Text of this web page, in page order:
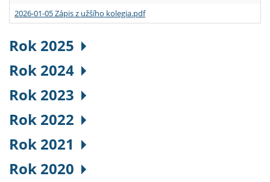
2026-01-05 Zápis z užšího kolegia.pdf
Rok 2025
Rok 2024
Rok 2023
Rok 2022
Rok 2021
Rok 2020